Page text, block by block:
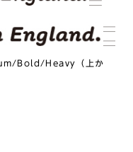
Bold/Heavy（上か